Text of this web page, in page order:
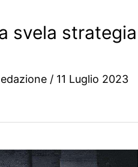
svela strategia
/ 11 Luglio 2023